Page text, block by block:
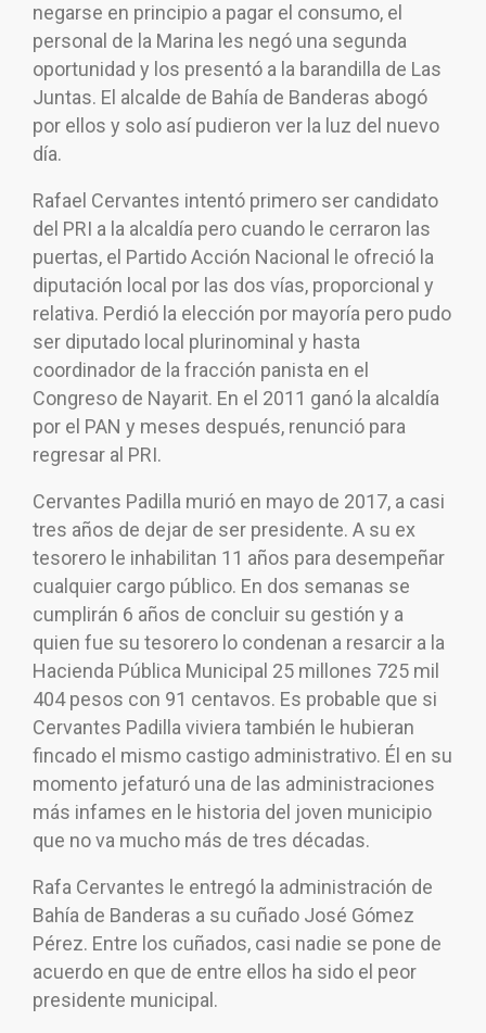
negarse en principio a pagar el consumo, el
personal de la Marina les negó una segunda
oportunidad y los presentó a la barandilla de Las
Juntas. El alcalde de Bahía de Banderas abogó
por ellos y solo así pudieron ver la luz del nuevo
día.
Rafael Cervantes intentó primero ser candidato
del PRI a la alcaldía pero cuando le cerraron las
puertas, el Partido Acción Nacional le ofreció la
diputación local por las dos vías, proporcional y
relativa. Perdió la elección por mayoría pero pudo
ser diputado local plurinominal y hasta
coordinador de la fracción panista en el
Congreso de Nayarit. En el 2011 ganó la alcaldía
por el PAN y meses después, renunció para
regresar al PRI.
Cervantes Padilla murió en mayo de 2017, a casi
tres años de dejar de ser presidente. A su ex
tesorero le inhabilitan 11 años para desempeñar
cualquier cargo público. En dos semanas se
cumplirán 6 años de concluir su gestión y a
quien fue su tesorero lo condenan a resarcir a la
Hacienda Pública Municipal 25 millones 725 mil
404 pesos con 91 centavos. Es probable que si
Cervantes Padilla viviera también le hubieran
fincado el mismo castigo administrativo. Él en su
momento jefaturó una de las administraciones
más infames en le historia del joven municipio
que no va mucho más de tres décadas.
Rafa Cervantes le entregó la administración de
Bahía de Banderas a su cuñado José Gómez
Pérez. Entre los cuñados, casi nadie se pone de
acuerdo en que de entre ellos ha sido el peor
presidente municipal.